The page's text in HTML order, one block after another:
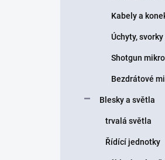
Kabely a
Úchyty,
Shotgun
Bezdrátové
Blesky a světla
trvalá světla
Řídící jednotky